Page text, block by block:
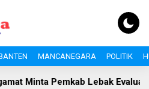
MANCANEGARA POLITIK
Minta Pemkab Lebak Evaluasi